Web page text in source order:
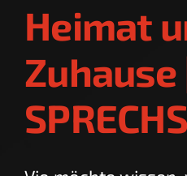
Heimat
Zuhause